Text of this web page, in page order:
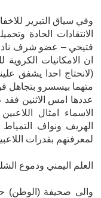
وفي سياق التبرير
الانتقادات الحادة
فتيحي – عضو شرف نادي
ان الامكانيات
(لانحتاج احدا يشفق
متهما بيسسرو بتجاهل
عددها امس الاثنين
الاسماء امثال
الهريف ونواف
لمعرفتهم بقدرات
العلم اليمني ودموع
والى صحيفة (الوطن)